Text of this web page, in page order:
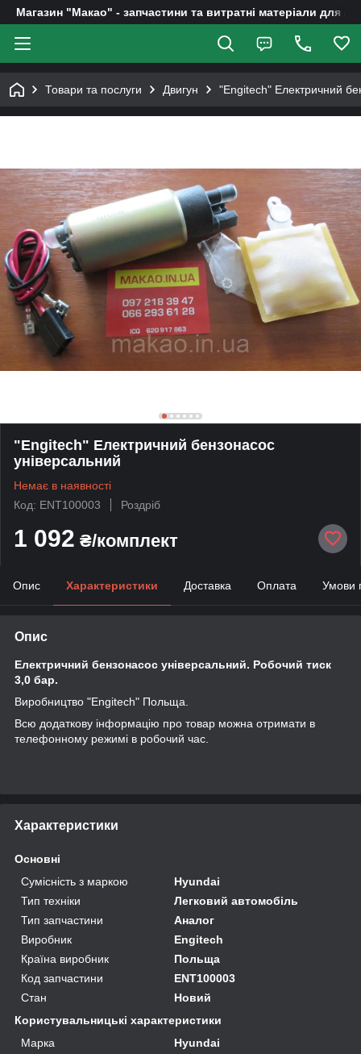
Магазин "Макао" - запчастини та витратні матеріали для
Товари та послуги Двигун "Engitech" Електричний
"Engitech" Електричний бензонасос
універсальний
Немає в наявності
Код: ENT100003
Роздріб
1 092 ₴/комплект
Опис Характеристики Доставка Оплата Умови
Опис
Електричний бензонасос універсальний. Робочий тиск
3,0 бар.
Виробництво "Engitech" Польща.
Всю додаткову інформацію про товар можна отримати в
телефонному режимі в робочий час.
Характеристики
Основні
Сумісність з маркою
Hyundai
Тип техніки
Легковий автомобіль
Тип запчастини
Аналог
Виробник
Engitech
Країна виробник
Польща
Код запчастини
ENT100003
Стан
Новий
Користувальницькі характеристики
Марка
Hyundai